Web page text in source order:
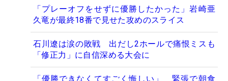
「プレーオフをせずに優勝したかった」岩崎亜
久竜が最終18番で見せた攻めのスライス
石川遼は涙の敗戦 出だし2ホールで痛恨ミスも
「修正力」に自信深める大会に
「優勝できなくてすごく悔しい」 緊張で朝食